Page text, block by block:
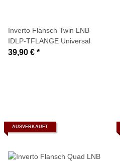
Inverto Flansch Twin LNB
IDLP-TFLANGE Universal
39,90 € *
AUSVERKAUFT